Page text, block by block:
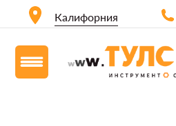
Калифорния